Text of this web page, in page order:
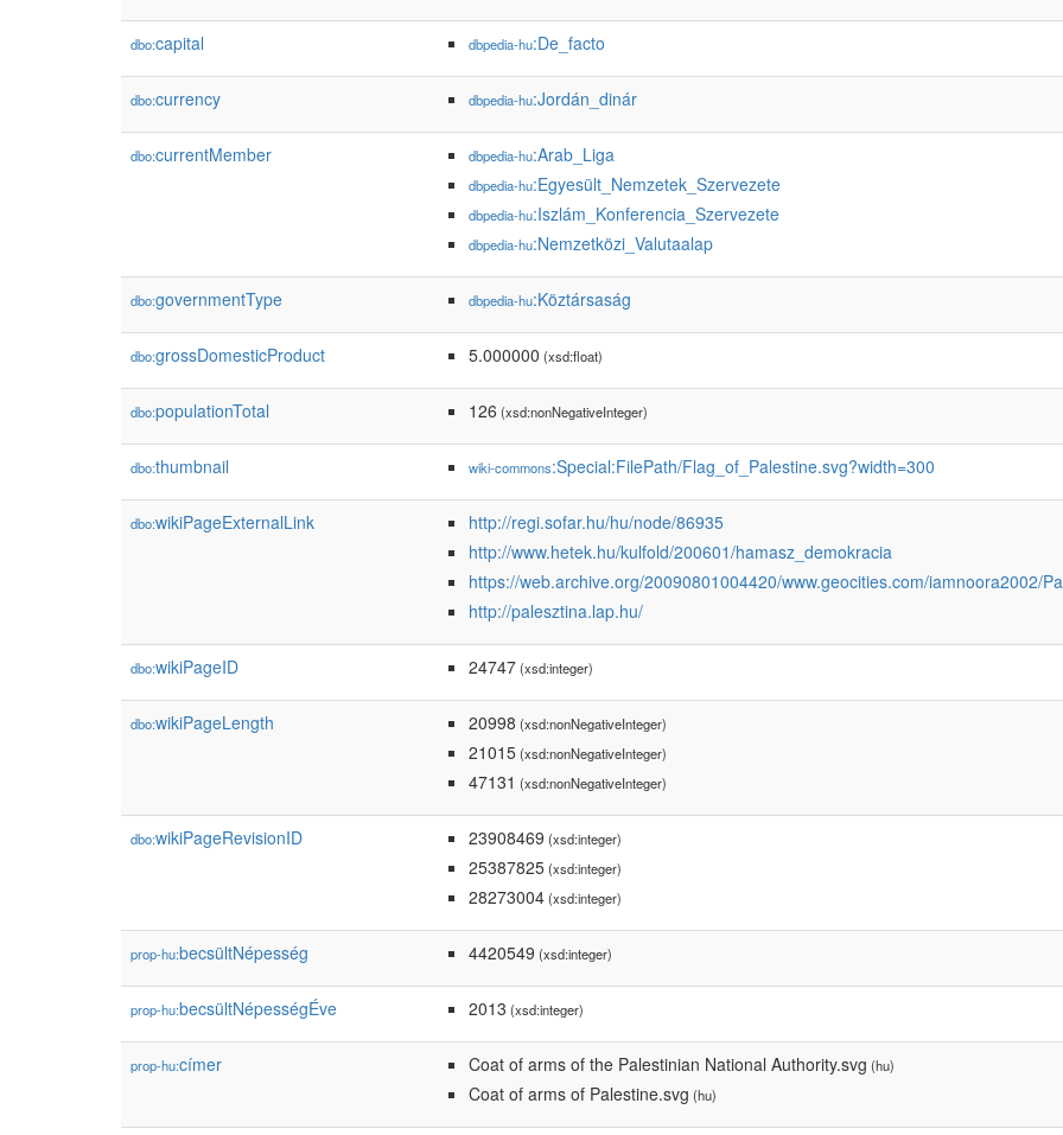
dbo:capital dbpedia-hu:De_facto
dbo:currency dbpedia-hu:Jordán_dinár
dbo:currentMember dbpedia-hu:Arab_Liga
dbpedia-hu:Egyesült_Nemzetek_Szervezete
dbpedia-hu:Iszlám_Konferencia_Szervezete
dbpedia-hu:Nemzetközi_Valutaalap
dbo:governmentType dbpedia-hu:Köztársaság
dbo:grossDomesticProduct 5.000000 (xsd:float)
dbo:populationTotal 126 (xsd:nonNegativeInteger)
dbo:thumbnail wiki-commons:Special:FilePath/Flag_of_Palestine.svg?width=300
dbo:wikiPageExternalLink
http://regi.sofar.hu/hu/node/86935
http://www.hetek.hu/kulfold/200601/hamasz_demokracia
https://web.archive.org/20090801004420/www.geocities.com/iamnoora2002/
http://palesztina.lap.hu/
dbo:wikiPageID 24747(xsd:integer)
dbo:wikiPageLength 20998 (xsd:nonNegativeInteger)
21015(xsd:nonNegativeInteger)
47131 (xsd:nonNegativeInteger)
dbo:wikiPageRevisionID 23908469 (xsd:integer)
25387825(xsd:integer)
28273004(xsd:integer)
prop-hu:becsültNépesség 4420549 (xsd:integer)
prop-hu:becsültNépességÉve 2013 (xsd:integer)
prop-hu:címer Coat of arms of the Palestinian National Authority.svg (hu)
Coat of arms of Palestine.svg (hu)